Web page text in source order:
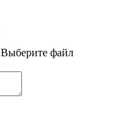
Выберите файл